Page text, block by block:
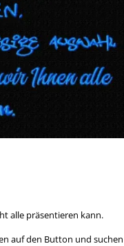
alle präsentieren kann.
auf den Button und suchen